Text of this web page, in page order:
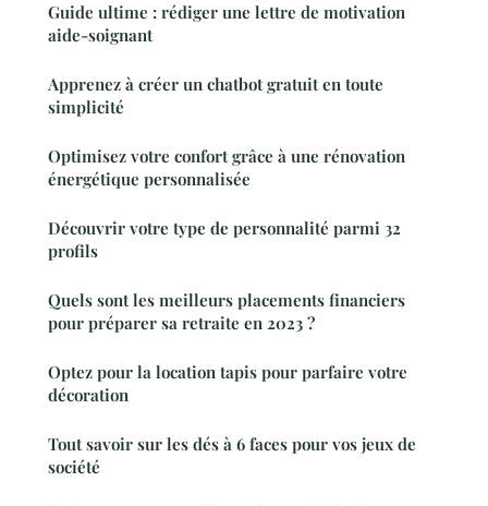
Guide ultime : rédiger une lettre de motivation
aide-soignant
Apprenez à créer un chatbot gratuit en toute
simplicité
Optimisez votre confort grâce à une rénovation
énergétique personnalisée
Découvrir votre type de personnalité parmi 32
profils
Quels sont les meilleurs placements financiers
pour préparer sa retraite en 2023 ?
Optez pour la location tapis pour parfaire votre
décoration
Tout savoir sur les dés à 6 faces pour vos jeux de
société